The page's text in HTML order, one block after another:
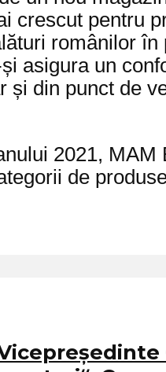
crescut pentru
românilor
asigura un
și din punct de
2021,
de